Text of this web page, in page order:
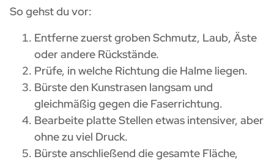
So gehst du vor:
Entferne zuerst groben Schmutz, Laub, Äste
oder andere Rückstände.
Prüfe, in welche Richtung die Halme liegen.
Bürste den Kunstrasen langsam und
gleichmäßig gegen die Faserrichtung.
Bearbeite platte Stellen etwas intensiver, aber
ohne zu viel Druck.
Bürste anschließend die gesamte Fläche,